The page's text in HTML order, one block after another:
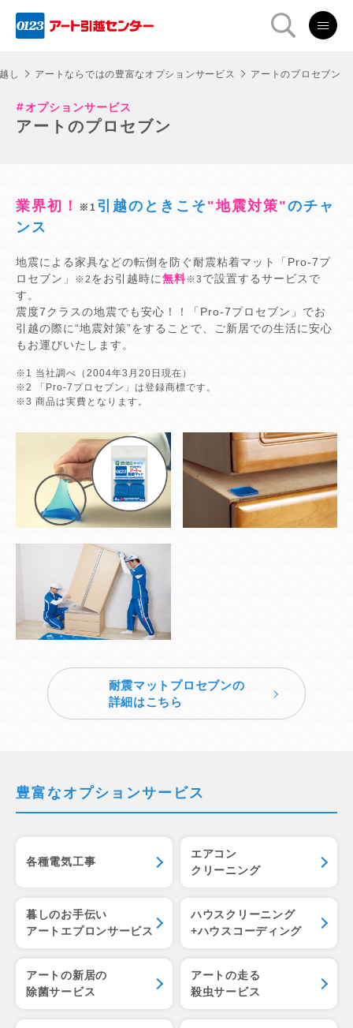
し アートならではの豊富なオプションサービス アートのプロセブン
オプションサービス
アートのプロセブン
業界初！ ※1 引越のときこそ "地震対策"のチャ
ンス
地震による家具などの転倒を防ぐ耐震粘着マット「Pro-7プ
ロセブン」
※2 をお引越時に無料※3 で設置するサービスで
す。
震度7クラスの地震でも安心！！「Pro-7プロセブン」でお
引越の際に“地震対策”をすることで、ご新居での生活に安心
もお運びいたします。
※1 当社調べ（2004年3月20日現在）
※2 「Pro-7プロセブン」は登録商標です。
※3 商品は実費となります。
耐震マットプロセブンの
詳細はこちら
豊富なオプションサービス
各種電気工事
エアコン
クリーニング
暮しのお手伝い
アートエプロンサービス
ハウスクリーニング
+ハウスコーディング
アートの新居の
除菌サービス
アートの走る
殺虫サービス